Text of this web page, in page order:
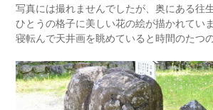
写真には撮れませんでしたが、奥にある往
ひとうの格子に美しい花の絵が描かれてい
寝転んで天井画を眺めていると時間のたつ